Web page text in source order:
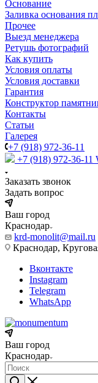
Основание
Заливка основания
Прочее
Выезд менеджера
Ретушь фотографий
Как купить
Условия оплаты
Условия доставки
Гарантия
Конструктор
Контакты
Статьи
Галерея
+7 (918) 972-36-11
+7 (918) 972-36-11
Заказать звонок
Задать вопрос
Ваш город
Краснодар
krd-monolit@mail.ru
Краснодар,
Вконтакте
Instagram
Telegram
WhatsApp
Ваш город
Краснодар